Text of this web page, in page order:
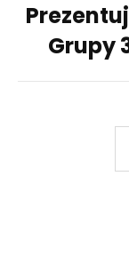
Grupy